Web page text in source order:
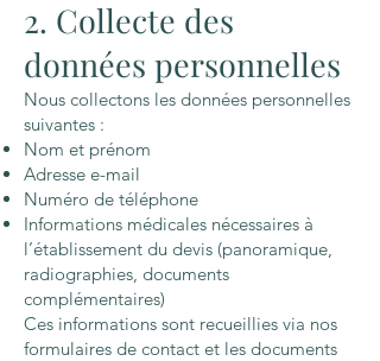
2. Collecte des
données personnelles
Nous collectons les données personnelles
suivantes :
Nom et prénom
Adresse e-mail
Numéro de téléphone
Informations médicales nécessaires à
l’établissement du devis (panoramique,
radiographies, documents
complémentaires)
Ces informations sont recueillies via nos
formulaires de contact et les documents